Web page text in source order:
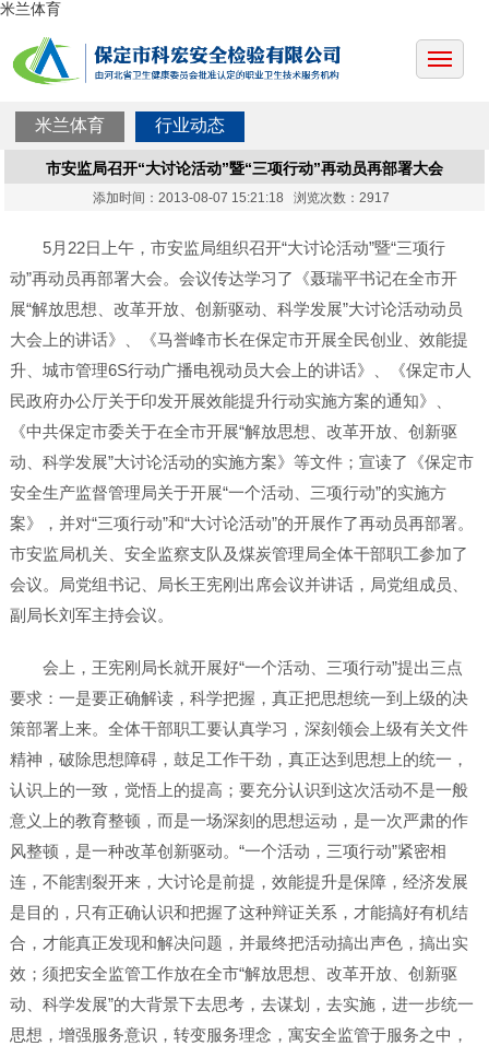
米兰体育
米兰体育 行业动态
市安监局召开“大讨论活动”暨“三项行动”再动员再部署大会
添加时间：2013-08-07 15:21:18 浏览次数：2917
5月22日上午，市安监局组织召开“大讨论活动”暨“三项行
动”再动员再部署大会。会议传达学习了《聂瑞平书记在全市开
展“解放思想、改革开放、创新驱动、科学发展”大讨论活动动员
大会上的讲话》、《马誉峰市长在保定市开展全民创业、效能提
升、城市管理6S行动广播电视动员大会上的讲话》、《保定市人
民政府办公厅关于印发开展效能提升行动实施方案的通知》、
《中共保定市委关于在全市开展“解放思想、改革开放、创新驱
动、科学发展”大讨论活动的实施方案》等文件；宣读了《保定市
安全生产监督管理局关于开展“一个活动、三项行动”的实施方
案》，并对“三项行动”和“大讨论活动”的开展作了再动员再部署。
市安监局机关、安全监察支队及煤炭管理局全体干部职工参加了
会议。局党组书记、局长王宪刚出席会议并讲话，局党组成员、
副局长刘军主持会议。
会上，王宪刚局长就开展好“一个活动、三项行动”提出三点
要求：一是要正确解读，科学把握，真正把思想统一到上级的决
策部署上来。全体干部职工要认真学习，深刻领会上级有关文件
精神，破除思想障碍，鼓足工作干劲，真正达到思想上的统一，
认识上的一致，觉悟上的提高；要充分认识到这次活动不是一般
意义上的教育整顿，而是一场深刻的思想运动，是一次严肃的作
风整顿，是一种改革创新驱动。“一个活动，三项行动”紧密相
连，不能割裂开来，大讨论是前提，效能提升是保障，经济发展
是目的，只有正确认识和把握了这种辩证关系，才能搞好有机结
合，才能真正发现和解决问题，并最终把活动搞出声色，搞出实
效；须把安全监管工作放在全市“解放思想、改革开放、创新驱
动、科学发展”的大背景下去思考，去谋划，去实施，进一步统一
思想，增强服务意识，转变服务理念，寓安全监管于服务之中，